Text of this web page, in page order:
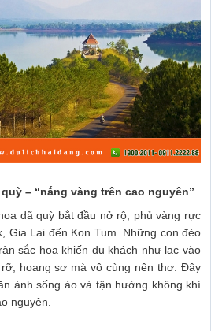
– “nắng vàng trên cao nguyên”
dã quỳ bắt đầu nở rộ, phủ vàng rực
Gia Lai đến Kon Tum. Những con đèo
sắc hoa khiến du khách như lạc vào
hoang sơ mà vô cùng nên thơ. Đây
ảnh sống ảo và tận hưởng không khí
nguyên.